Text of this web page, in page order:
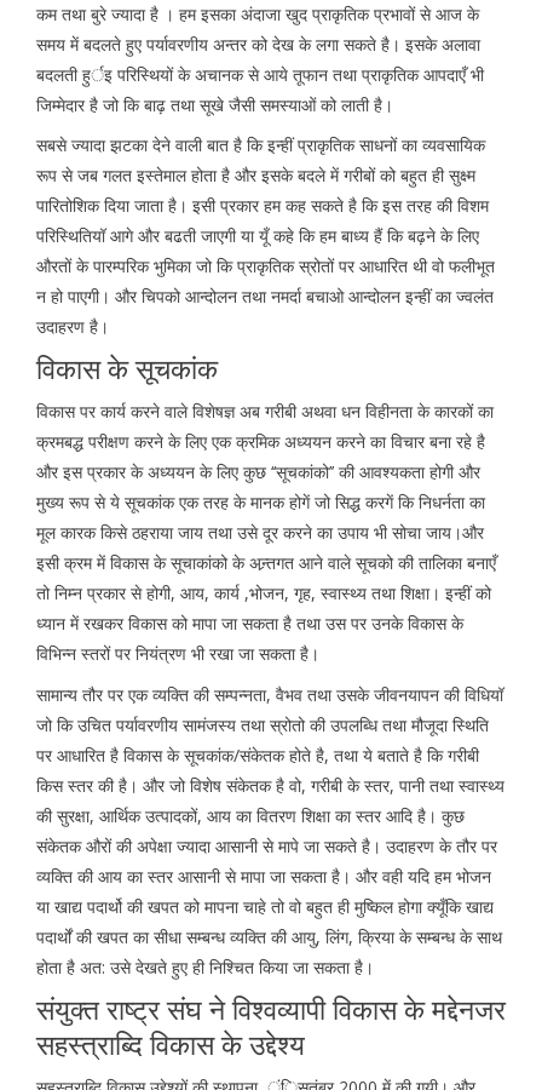
कम तथा बुरे ज्यादा है । हम इसका अंदाजा खुद प्राकृतिक प्रभावों से आज के
समय में बदलते हुए पर्यावरणीय अन्तर को देख के लगा सकते है। इसके अलावा
बदलती हुर्इ परिस्थियों के अचानक से आये तूफान तथा प्राकृतिक आपदाएँ भी
जिम्मेदार है जो कि बाढ़ तथा सूखे जैसी समस्याओं को लाती है।
सबसे ज्यादा झटका देने वाली बात है कि इन्हीं प्राकृतिक साधनों का व्यवसायिक
रूप से जब गलत इस्तेमाल होता है और इसके बदले में गरीबों को बहुत ही सुक्ष्म
पारितोशिक दिया जाता है। इसी प्रकार हम कह सकते है कि इस तरह की विशम
परिस्थितियॉ आगे और बढती जाएगी या यूँ कहे कि हम बाध्य हैं कि बढ़ने के लिए
औरतों के पारम्परिक भुमिका जो कि प्राकृतिक स्रोतों पर आधारित थी वो फलीभूत
न हो पाएगी। और चिपको आन्दोलन तथा नमर्दा बचाओ आन्दोलन इन्हीं का ज्वलंत
उदाहरण है।
विकास के सूचकांक
विकास पर कार्य करने वाले विशेषज्ञ अब गरीबी अथवा धन विहीनता के कारकों का
क्रमबद्ध परीक्षण करने के लिए एक क्रमिक अध्ययन करने का विचार बना रहे है
और इस प्रकार के अध्ययन के लिए कुछ ‘‘सूचकांको’’ की आवश्यकता होगी और
मुख्य रूप से ये सूचकांक एक तरह के मानक होगें जो सिद्ध करगें कि निधर्नता का
मूल कारक किसे ठहराया जाय तथा उसे दूर करने का उपाय भी सोचा जाय।और
इसी क्रम में विकास के सूचाकांको के अन्र्तगत आने वाले सूचको की तालिका बनाएँ
तो निम्न प्रकार से होगी, आय, कार्य ,भोजन, गृह, स्वास्थ्य तथा शिक्षा। इन्हीं को
ध्यान में रखकर विकास को मापा जा सकता है तथा उस पर उनके विकास के
विभिन्न स्तरों पर नियंत्रण भी रखा जा सकता है।
सामान्य तौर पर एक व्यक्ति की सम्पन्नता, वैभव तथा उसके जीवनयापन की विधियॉ
जो कि उचित पर्यावरणीय सामंजस्य तथा स्रोतो की उपलब्धि तथा मौजूदा स्थिति
पर आधारित है विकास के सूचकांक/संकेतक होते है, तथा ये बताते है कि गरीबी
किस स्तर की है। और जो विशेष संकेतक है वो, गरीबी के स्तर, पानी तथा स्वास्थ्य
की सुरक्षा, आर्थिक उत्पादकों, आय का वितरण शिक्षा का स्तर आदि है। कुछ
संकेतक औरों की अपेक्षा ज्यादा आसानी से मापे जा सकते है। उदाहरण के तौर पर
व्यक्ति की आय का स्तर आसानी से मापा जा सकता है। और वही यदि हम भोजन
या खाद्य पदार्थो की खपत को मापना चाहे तो वो बहुत ही मुष्किल होगा क्यूँकि खाद्य
पदार्थों की खपत का सीधा सम्बन्ध व्यक्ति की आयु, लिंग, क्रिया के सम्बन्ध के साथ
होता है अत: उसे देखते हुए ही निश्चित किया जा सकता है।
संयुक्त राष्ट्र संघ ने विश्वव्यापी विकास के मद्देनजर
सहस्त्राब्दि विकास के उद्देश्य